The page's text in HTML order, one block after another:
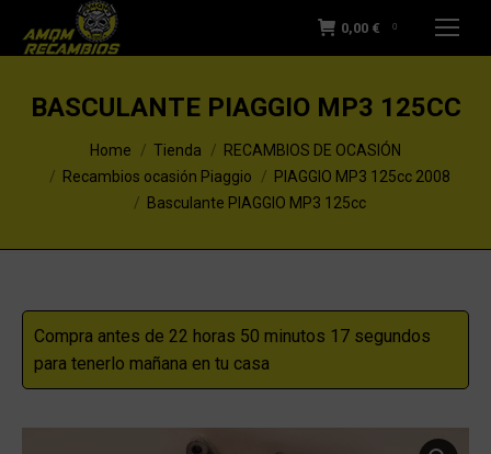
0,00 € 0
BASCULANTE PIAGGIO MP3 125CC
You are here:Home Tienda
RECAMBIOS DE OCASIÓN
Recambios ocasión Piaggio
PIAGGIO MP3 125cc 2008
Basculante PIAGGIO MP3 125cc
Compra antes de 22 horas 50 minutos 17 segundos
para tenerlo mañana en tu casa